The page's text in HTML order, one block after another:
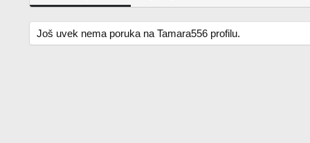
Još uvek nema poruka na Tamara556 profilu.